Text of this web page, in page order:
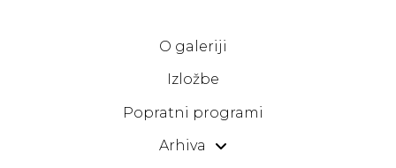
O galeriji
Izložbe
Popratni programi
Arhiva